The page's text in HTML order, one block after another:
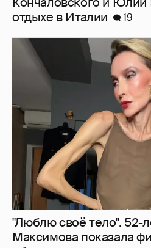
"Люблю своё тело". 52-
Максимова показала